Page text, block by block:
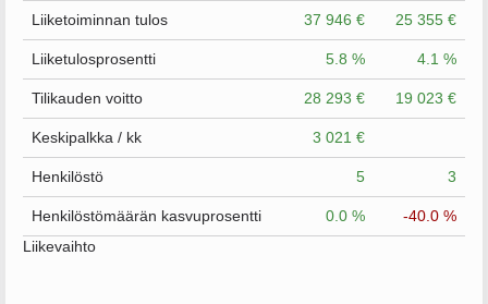
Liiketoiminnan tulos 37 946 € 25 355 €
Liiketulosprosentti 5.8 % 4.1 %
Tilikauden voitto 28 293 € 19 023 €
Keskipalkka / kk 3 021 €
Henkilöstö 5 3
Henkilöstömäärän kasvuprosentti 0.0 %
-40.0 %
Liikevaihto